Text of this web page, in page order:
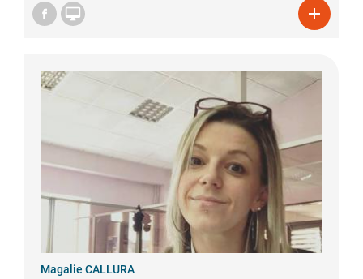
 
Magalie CALLURA